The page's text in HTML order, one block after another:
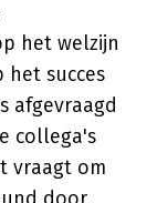
het welzijn
het succes
afgevraagd
collega's
vraagt om